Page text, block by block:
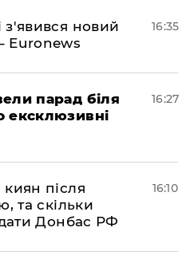
з'явився новий
Euronews
16:35
парад біля
ексклюзивні
16:27
після
та скільки
Донбас РФ
16:10